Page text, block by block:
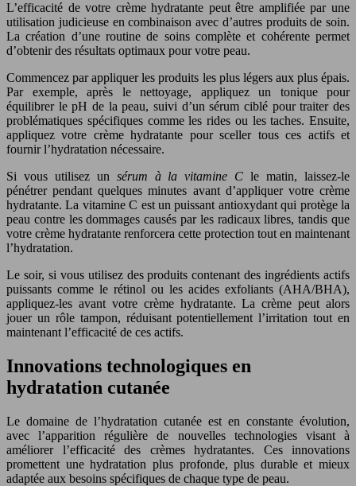
L’efficacité de votre crème hydratante peut être amplifiée par une
utilisation judicieuse en combinaison avec d’autres produits de soin.
La création d’une routine de soins complète et cohérente permet
d’obtenir des résultats optimaux pour votre peau.
Commencez par appliquer les produits les plus légers aux plus épais.
Par exemple, après le nettoyage, appliquez un tonique pour
équilibrer le pH de la peau, suivi d’un sérum ciblé pour traiter des
problématiques spécifiques comme les rides ou les taches. Ensuite,
appliquez votre crème hydratante pour sceller tous ces actifs et
fournir l’hydratation nécessaire.
Si vous utilisez un sérum à la vitamine Cle matin, laissez-le
pénétrer pendant quelques minutes avant d’appliquer votre crème
hydratante. La vitamine C est un puissant antioxydant qui protège la
peau contre les dommages causés par les radicaux libres, tandis que
votre crème hydratante renforcera cette protection tout en maintenant
l’hydratation.
Le soir, si vous utilisez des produits contenant des ingrédients actifs
puissants comme le rétinol ou les acides exfoliants (AHA/BHA),
appliquez-les avant votre crème hydratante. La crème peut alors
jouer un rôle tampon, réduisant potentiellement l’irritation tout en
maintenant l’efficacité de ces actifs.
Innovations technologiques en
hydratation cutanée
Le domaine de l’hydratation cutanée est en constante évolution,
avec l’apparition régulière de nouvelles technologies visant à
améliorer l’efficacité des crèmes hydratantes. Ces innovations
promettent une hydratation plus profonde, plus durable et mieux
adaptée aux besoins spécifiques de chaque type de peau.